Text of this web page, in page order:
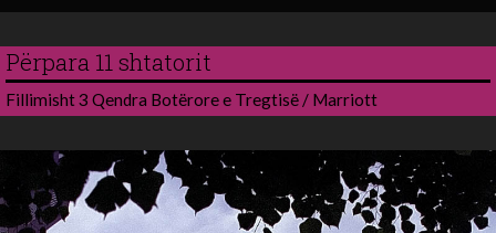
Përpara 11 shtatorit
Fillimisht 3 Qendra Botërore e Tregtisë / Marriott